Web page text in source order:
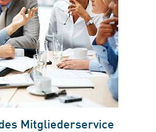
Mitgliederservice